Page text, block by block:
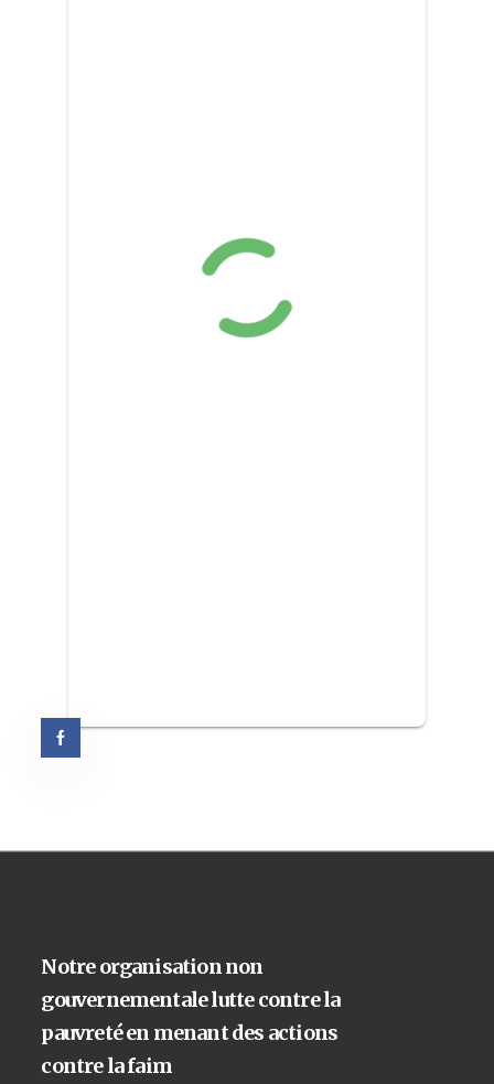
Notre organisation non
gouvernementale lutte contre la
pauvreté en menant des actions
contre la faim